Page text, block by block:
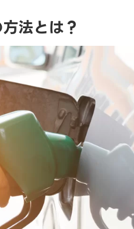
法とは？